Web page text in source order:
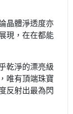
晶體淨透度亦
現，在在都能
乾淨的漂亮級
唯有頂端珠寶
反射出最為閃